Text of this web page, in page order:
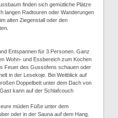
finden sich gemütliche Plätze
langen Radtouren oder Wanderungen
alten Ziegenstall oder den
Entspannen für 3 Personen. Ganz
Wohn- und Essbereich zum Kochen
Feuer des Gussofens schauen oder
in der Lesekoje. Bei Weitblick auf
Doppelbett unter dem Dach von
kann auf der Schlafcouch
müden Füße unter dem
oder in der Sauna auf dem Hang.